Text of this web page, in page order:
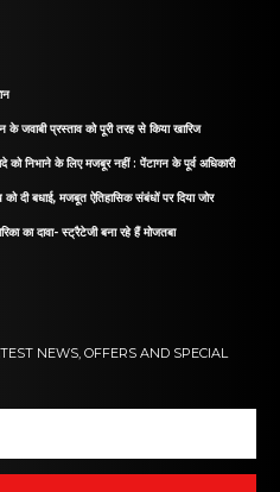
के जवाबी प्रस्ताव को पूरी तरह से किया खारिज
को निभाने के लिए मजबूर नहीं : पेंटागन के पूर्व अधिकारी
दी बधाई, मजबूत ऐतिहासिक संबंधों पर दिया जोर
का दावा- स्ट्रैटेजी बना रहे हैं मोजतबा
NEWS, OFFERS AND SPECIAL